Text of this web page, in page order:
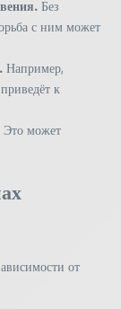
Без
с ним может
Например,
к
Это может
от